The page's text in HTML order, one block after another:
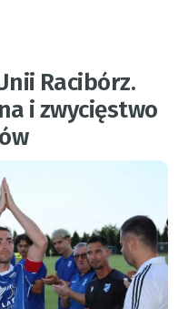
Racibórz.
i zwycięstwo